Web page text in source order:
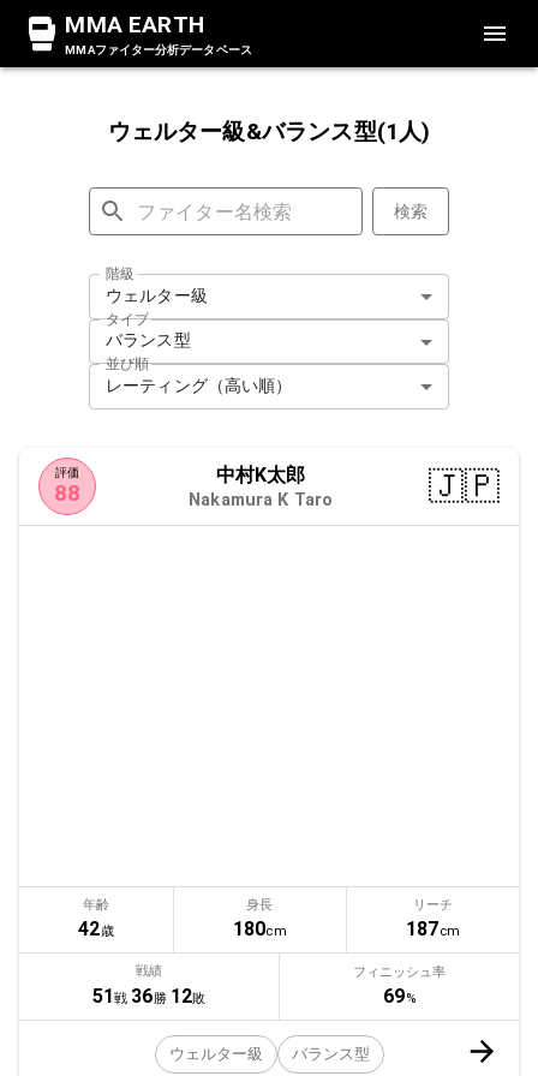
MMA EARTH
MMAファイター分析データベース
ウェルター級&バランス型(1人)
検索
階級
ウェルター級
タイプ
バランス型
並び順
レーティング（高い順）
評価
88
中村K太郎
Nakamura K Taro 🇯🇵
年齢
42歳
身長
180cm
リーチ
187cm
戦績
51戦 36 勝 12敗
フィニッシュ率
69%
ウェルター級 バランス型